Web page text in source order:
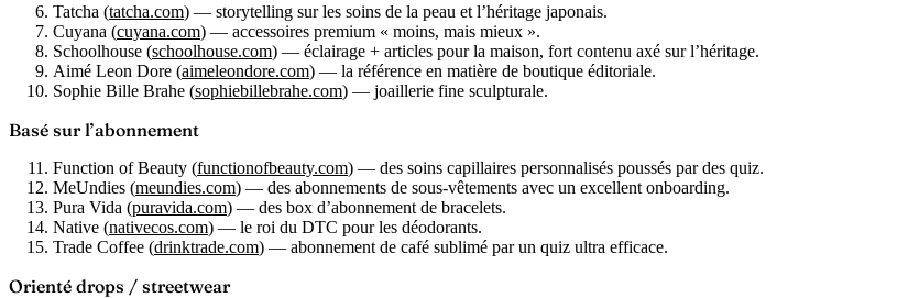
Tatcha (tatcha.com) — storytelling sur les soins de la peau et l’héritage japonais.
Cuyana (cuyana.com) — accessoires premium « moins, mais mieux ».
Schoolhouse (schoolhouse.com) — éclairage + articles pour la maison, fort contenu axé sur l’héritage.
Aimé Leon Dore (aimeleondore.com) — la référence en matière de boutique éditoriale.
Sophie Bille Brahe (sophiebillebrahe.com) — joaillerie fine sculpturale.
Basé sur l’abonnement
Function of Beauty (functionofbeauty.com) — des soins capillaires personnalisés poussés par des quiz.
MeUndies (meundies.com) — des abonnements de sous-vêtements avec un excellent onboarding.
Pura Vida (puravida.com) — des box d’abonnement de bracelets.
Native (nativecos.com) — le roi du DTC pour les déodorants.
Trade Coffee (drinktrade.com) — abonnement de café sublimé par un quiz ultra efficace.
Orienté drops / streetwear